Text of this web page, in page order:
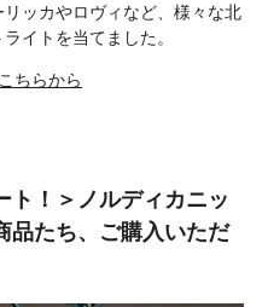
ッカやロヴィなど、様々な北
イトを当てました。
ちらから
ト！＞ノルディカニッ
たち、ご購入いただ